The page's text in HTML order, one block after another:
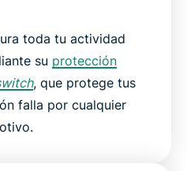
toda tu actividad
su protección
, que protege tus
falla por cualquier